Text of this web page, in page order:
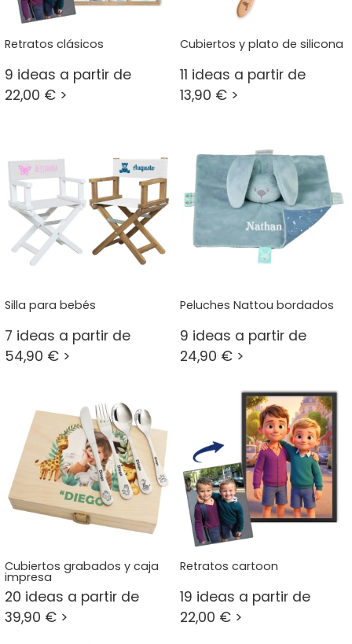
Retratos clásicos
9 ideas a partir de
22,00 € >
Cubiertos y plato de silicona
11 ideas a partir de
13,90 € >
Silla para bebés
7 ideas a partir de
54,90 € >
Peluches Nattou bordados
9 ideas a partir de
24,90 € >
Cubiertos grabados y caja
impresa
20 ideas a partir de
39,90 € >
Retratos cartoon
19 ideas a partir de
22,00 € >